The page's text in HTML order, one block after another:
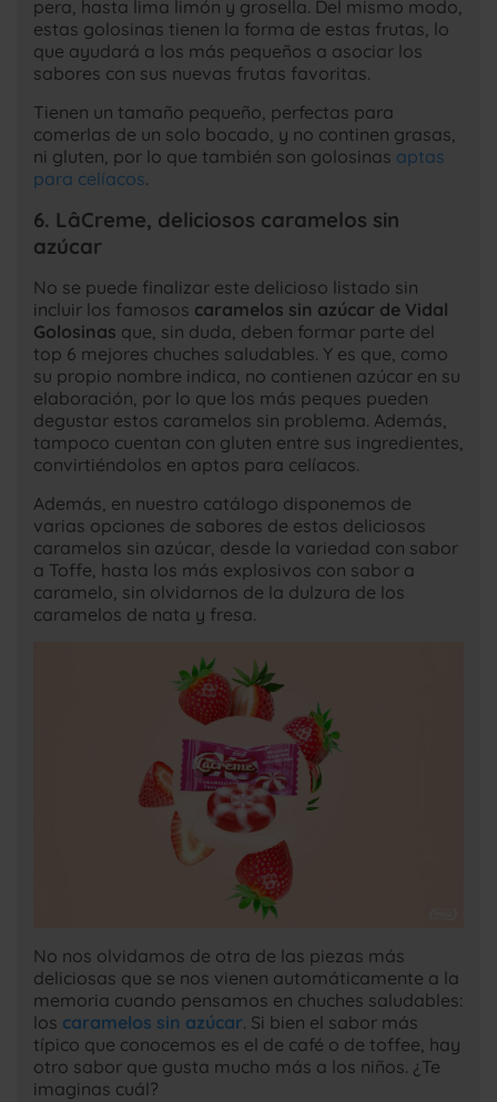
pera, hasta lima limón y grosella. Del mismo modo,
estas golosinas tienen la forma de estas frutas, lo
que ayudará a los más pequeños a asociar los
sabores con sus nuevas frutas favoritas.
Tienen un tamaño pequeño, perfectas para
comerlas de un solo bocado, y no continen grasas,
ni gluten, por lo que también son golosinas aptas
para celíacos.
6. LâCreme, deliciosos caramelos sin
azúcar
No se puede finalizar este delicioso listado sin
incluir los famosos caramelos sin azúcar de Vidal
Golosinas que, sin duda, deben formar parte del
top 6 mejores chuches saludables. Y es que, como
su propio nombre indica, no contienen azúcar en su
elaboración, por lo que los más peques pueden
degustar estos caramelos sin problema. Además,
tampoco cuentan con gluten entre sus ingredientes,
convirtiéndolos en aptos para celíacos.
Además, en nuestro catálogo disponemos de
varias opciones de sabores de estos deliciosos
caramelos sin azúcar, desde la variedad con sabor
a Toffe, hasta los más explosivos con sabor a
caramelo, sin olvidarnos de la dulzura de los
caramelos de nata y fresa.
No nos olvidamos de otra de las piezas más
deliciosas que se nos vienen automáticamente a la
memoria cuando pensamos en chuches saludables:
los caramelos sin azúcar. Si bien el sabor más
típico que conocemos es el de café o de toffee, hay
otro sabor que gusta mucho más a los niños. ¿Te
imaginas cuál?